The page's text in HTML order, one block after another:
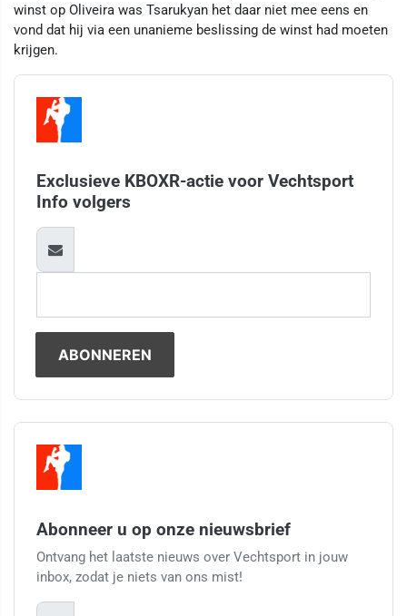
winst op Oliveira was Tsarukyan het daar niet mee eens en
vond dat hij via een unanieme beslissing de winst had moeten
krijgen.
Exclusieve KBOXR-actie voor Vechtsport
Info volgers
Abonneer u op onze nieuwsbrief
Ontvang het laatste nieuws over Vechtsport in jouw
inbox, zodat je niets van ons mist!